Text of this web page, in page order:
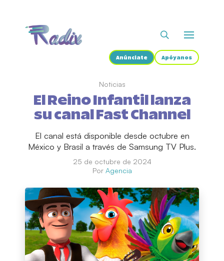
Anúnciate Apóyanos
Noticias
El Reino Infantil lanza
su canal Fast Channel
El canal está disponible desde octubre en
México y Brasil a través de Samsung TV Plus.
25 de octubre de 2024
Por Agencia